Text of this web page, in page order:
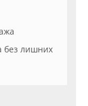
без лишних